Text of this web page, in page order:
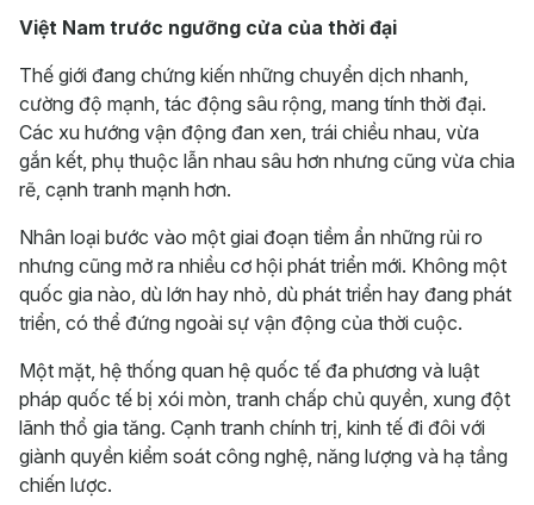
Việt Nam trước ngưỡng cửa của thời đại
Thế giới đang chứng kiến những chuyển dịch nhanh,
cường độ mạnh, tác động sâu rộng, mang tính thời đại.
Các xu hướng vận động đan xen, trái chiều nhau, vừa
gắn kết, phụ thuộc lẫn nhau sâu hơn nhưng cũng vừa chia
rẽ, cạnh tranh mạnh hơn.
Nhân loại bước vào một giai đoạn tiềm ẩn những rủi ro
nhưng cũng mở ra nhiều cơ hội phát triển mới. Không một
quốc gia nào, dù lớn hay nhỏ, dù phát triển hay đang phát
triển, có thể đứng ngoài sự vận động của thời cuộc.
Một mặt, hệ thống quan hệ quốc tế đa phương và luật
pháp quốc tế bị xói mòn, tranh chấp chủ quyền, xung đột
lãnh thổ gia tăng. Cạnh tranh chính trị, kinh tế đi đôi với
giành quyền kiểm soát công nghệ, năng lượng và hạ tầng
chiến lược.